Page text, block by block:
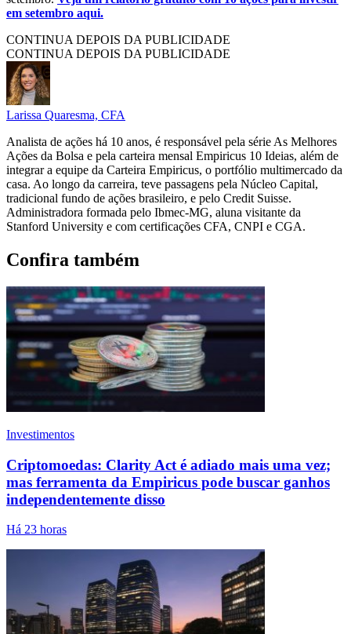
em setembro aqui.
CONTINUA DEPOIS DA PUBLICIDADE
CONTINUA DEPOIS DA PUBLICIDADE
Larissa Quaresma, CFA
Analista de ações há 10 anos, é responsável pela série As Melhores
Ações da Bolsa e pela carteira mensal Empiricus 10 Ideias, além de
integrar a equipe da Carteira Empiricus, o portfólio multimercado da
casa. Ao longo da carreira, teve passagens pela Núcleo Capital,
tradicional fundo de ações brasileiro, e pelo Credit Suisse.
Administradora formada pelo Ibmec-MG, aluna visitante da
Stanford University e com certificações CFA, CNPI e CGA.
Confira também
Investimentos
Criptomoedas: Clarity Act é adiado mais uma vez;
mas ferramenta da Empiricus pode buscar ganhos
independentemente disso
Há 23 horas